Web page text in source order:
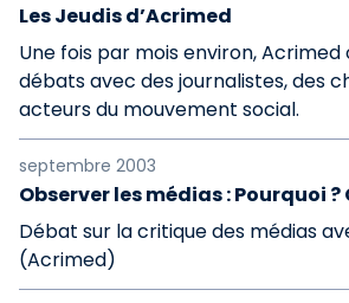
Les Jeudis d’Acrimed
Une fois par mois environ, Acrimed
débats avec des journalistes, des
acteurs du mouvement social.
septembre 2003
Observer les médias : Pourquoi
Débat sur la critique des médias
(Acrimed)